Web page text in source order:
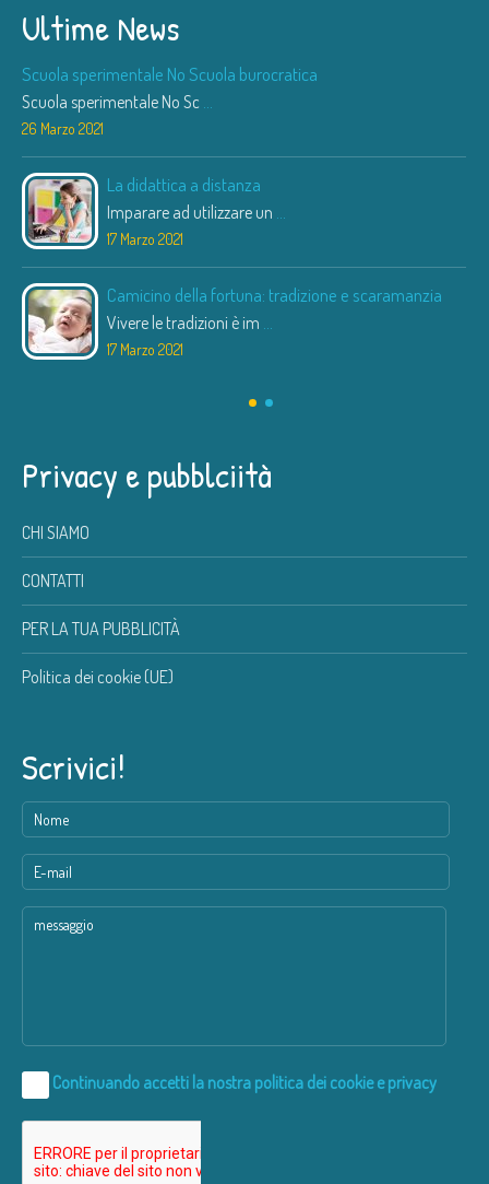
Ultime News
Scuola sperimentale No Scuola burocratica
Scuola sperimentale No Sc ...
26 Marzo 2021
La didattica a distanza
Imparare ad utilizzare un ...
17 Marzo 2021
Camicino della fortuna: tradizione e scaramanzia
Vivere le tradizioni è im ...
17 Marzo 2021
Privacy e pubblciità
CHI SIAMO
CONTATTI
PER LA TUA PUBBLICITÀ
Politica dei cookie (UE)
Scrivici!
Continuando accetti la nostra politica dei cookie e privacy